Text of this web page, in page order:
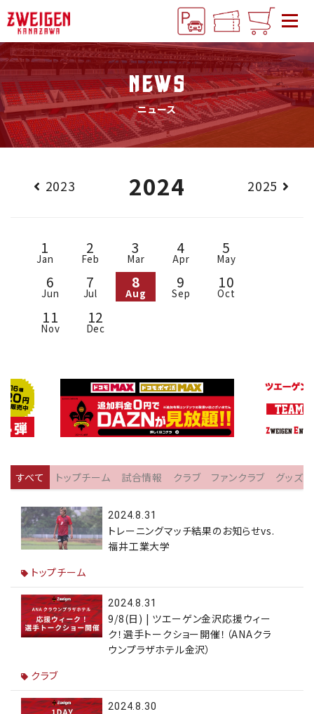
NEWS
ニュース
2023 2024 2025
1
Jan
2
Feb
3
Mar
4
Apr
5
May
6
Jun
7
Jul
8
Aug
9
Sep
10
Oct
11
Nov
12
Dec
すべて トップチーム 試合情報 クラブ ファンクラブ グッズ
2024.8.31
トレーニングマッチ結果のお知らせvs.
福井工業大学
トップチーム
2024.8.31
9/8(日) | ツエーゲン金沢応援ウィー
ク！選手トークショー開催！（ANAクラ
ウンプラザホテル金沢）
クラブ
2024.8.30